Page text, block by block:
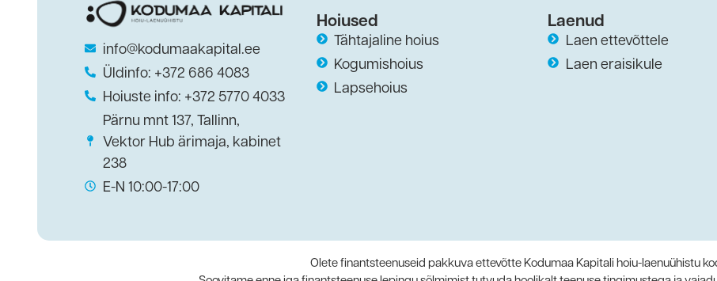
info@kodumaakapital.ee
Üldinfo: +372 686 4083
Hoiuste info: +372 5770 4033
Pärnu mnt 137, Tallinn,
Vektor Hub ärimaja, kabinet
238
E-N 10:00-17:00
Hoiused
Tähtajaline hoius
Kogumishoius
Lapsehoius
Laenud
Laen ettevõttele
Laen eraisikule
Olete finantsteenuseid pakkuva ettevõtte Kodumaa Kapitali hoiu-laenuühistu